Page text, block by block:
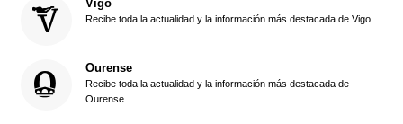
Vigo
Recibe toda la actualidad y la información más destacada de Vigo
Ourense
Recibe toda la actualidad y la información más destacada de
Ourense